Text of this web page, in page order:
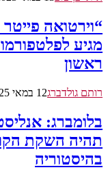
מגיע
ראשון
רותם גולדברג12 במאי 2025
תהיה השקת
בהיסטוריה